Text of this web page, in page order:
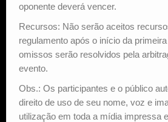
oponente deverá vencer.
Recursos: Não serão aceitos
regulamento após o início da
omissos serão resolvidos pela
evento.
Obs.: Os participantes e o público
direito de uso de seu nome, voz e
utilização em toda a mídia impressa